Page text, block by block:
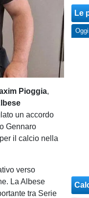
Pioggia,
un accordo
Gennaro
il calcio nella
verso
La Albese
tra Serie
Le
Oggi